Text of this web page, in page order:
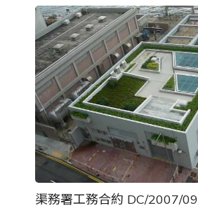
渠務署工務合約 DC/2007/09